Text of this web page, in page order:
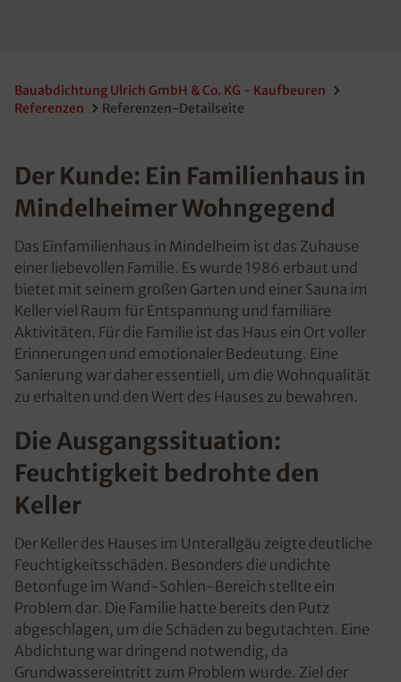
Bauabdichtung Ulrich GmbH & Co. KG - Kaufbeuren
Referenzen
Referenzen-Detailseite
Der Kunde: Ein Familienhaus in
Mindelheimer Wohngegend
Das Einfamilienhaus in Mindelheim ist das Zuhause
einer liebevollen Familie. Es wurde 1986 erbaut und
bietet mit seinem großen Garten und einer Sauna im
Keller viel Raum für Entspannung und familiäre
Aktivitäten. Für die Familie ist das Haus ein Ort voller
Erinnerungen und emotionaler Bedeutung. Eine
Sanierung war daher essentiell, um die Wohnqualität
zu erhalten und den Wert des Hauses zu bewahren.
Die Ausgangssituation:
Feuchtigkeit bedrohte den
Keller
Der Keller des Hauses im Unterallgäu zeigte deutliche
Feuchtigkeitsschäden. Besonders die undichte
Betonfuge im Wand-Sohlen-Bereich stellte ein
Problem dar. Die Familie hatte bereits den Putz
abgeschlagen, um die Schäden zu begutachten. Eine
Abdichtung war dringend notwendig, da
Grundwassereintritt zum Problem wurde. Ziel der